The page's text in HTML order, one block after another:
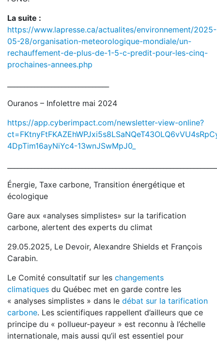
La suite :
https://www.lapresse.ca/actualites/environnement/2025-
05-28/organisation-meteorologique-mondiale/un-
rechauffement-de-plus-de-1-5-c-predit-pour-les-cinq-
prochaines-annees.php
Ouranos – Infolettre mai 2024
https://app.cyberimpact.com/newsletter-view-online?
4DpTim16ayNiYc4-13wnJSwMpJ0_
Énergie, Taxe carbone, Transition énergétique et
écologique
Gare aux «analyses simplistes» sur la tarification
carbone, alertent des experts du climat
29.05.2025, Le Devoir, Alexandre Shields et François
Carabin.
Le Comité consultatif sur les changements
climatiques du Québec met en garde contre les
« analyses simplistes » dans le débat sur la tarification
carbone. Les scientifiques rappellent d’ailleurs que ce
principe du « pollueur-payeur » est reconnu à l’échelle
internationale, mais aussi qu’il est essentiel pour